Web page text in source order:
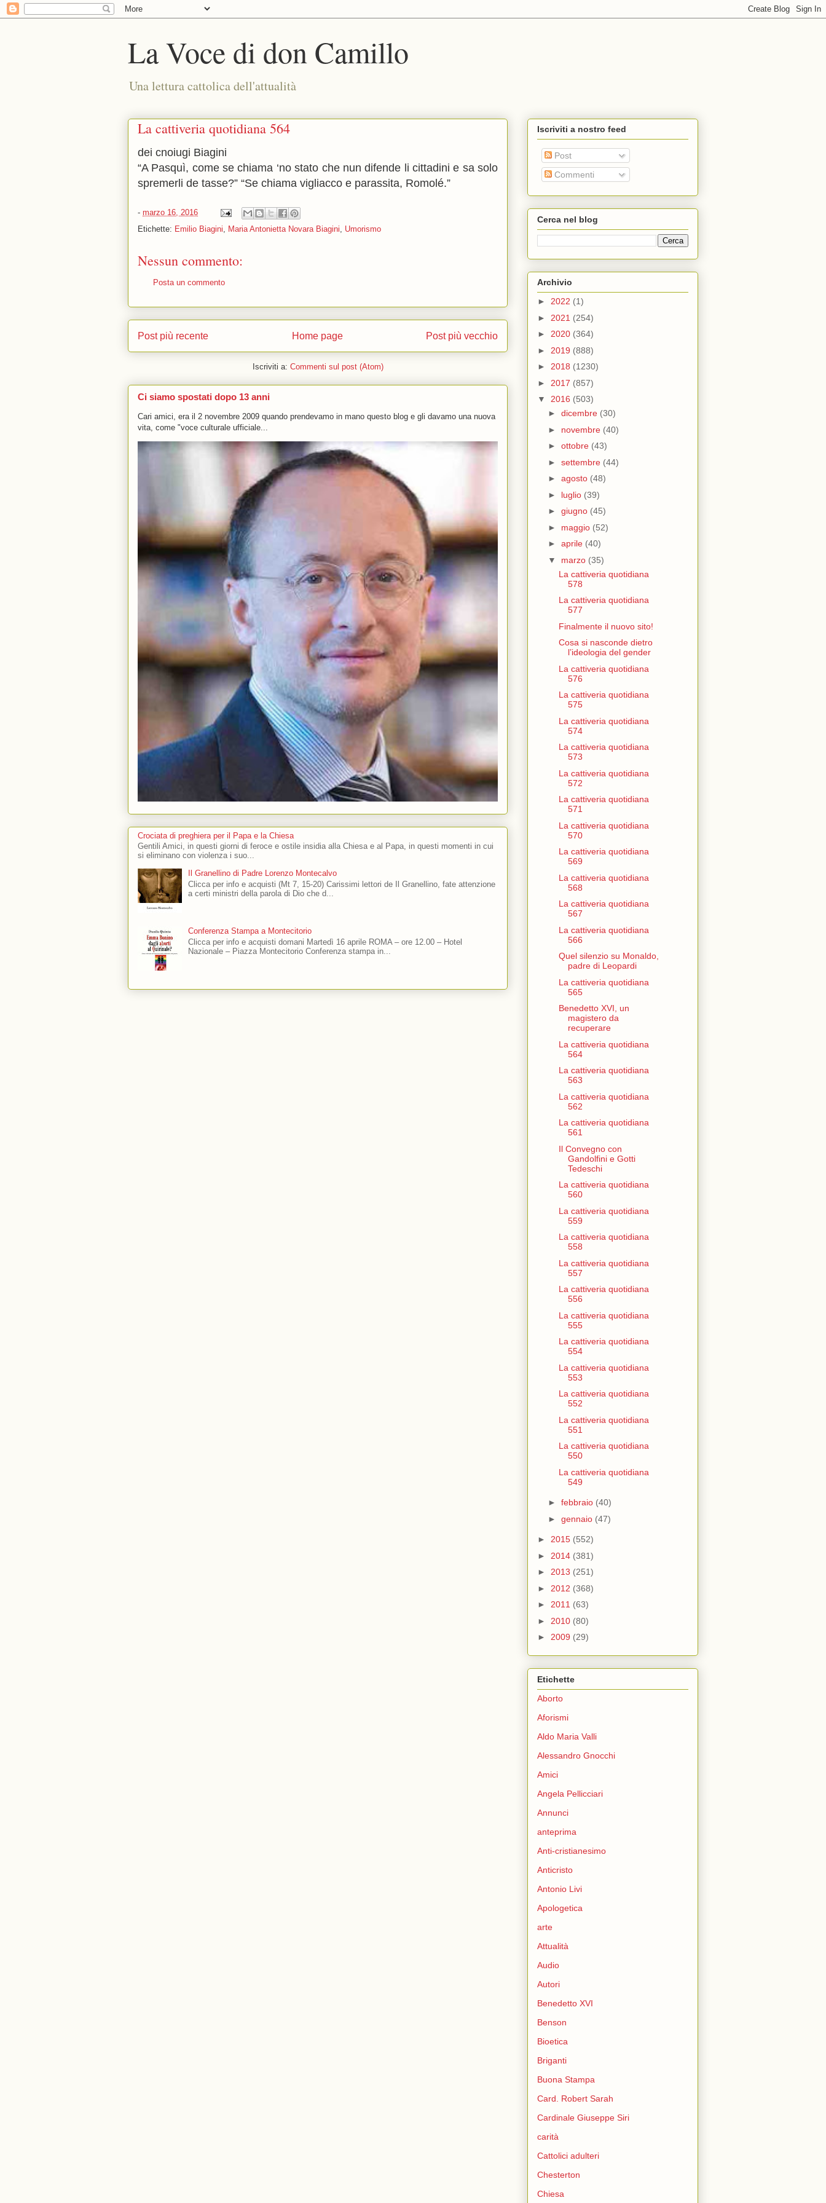
La Voce di don Camillo
Una lettura cattolica dell'attualità
La cattiveria quotidiana 564
dei cnoiugi Biagini
“A Pasquì, come se chiama ‘no stato che nun difende li cittadini e sa solo
spremerli de tasse?” “Se chiama vigliacco e parassita, Romolé.”
- marzo 16, 2016
Etichette: Emilio Biagini, Maria Antonietta Novara Biagini, Umorismo
Nessun commento:
Posta un commento
Post più recente Post più vecchio
Home page
Iscriviti a: Commenti sul post (Atom)
Ci siamo spostati dopo 13 anni
Cari amici, era il 2 novembre 2009 quando prendevamo in mano questo blog e gli davamo una nuova
vita, come "voce culturale ufficiale...
Crociata di preghiera per il Papa e la Chiesa
Gentili Amici, in questi giorni di feroce e ostile insidia alla Chiesa e al Papa, in questi momenti in cui
si eliminano con violenza i suo...
Il Granellino di Padre Lorenzo Montecalvo
Clicca per info e acquisti (Mt 7, 15-20) Carissimi lettori de Il Granellino, fate attenzione
a certi ministri della parola di Dio che d...
Conferenza Stampa a Montecitorio
Clicca per info e acquisti domani Martedì 16 aprile ROMA – ore 12.00 – Hotel
Nazionale – Piazza Montecitorio Conferenza stampa in...
Iscriviti a nostro feed
Post
Commenti
Cerca nel blog
Archivio
► 2022 (1)
► 2021 (254)
► 2020 (364)
► 2019 (888)
► 2018 (1230)
► 2017 (857)
▼ 2016 (503)
► dicembre (30)
► novembre (40)
► ottobre (43)
► settembre (44)
► agosto (48)
► luglio (39)
► giugno (45)
► maggio (52)
► aprile (40)
▼ marzo (35)
La cattiveria quotidiana
578
La cattiveria quotidiana
577
Finalmente il nuovo sito!
Cosa si nasconde dietro
l’ideologia del gender
La cattiveria quotidiana
576
La cattiveria quotidiana
575
La cattiveria quotidiana
574
La cattiveria quotidiana
573
La cattiveria quotidiana
572
La cattiveria quotidiana
571
La cattiveria quotidiana
570
La cattiveria quotidiana
569
La cattiveria quotidiana
568
La cattiveria quotidiana
567
La cattiveria quotidiana
566
Quel silenzio su Monaldo,
padre di Leopardi
La cattiveria quotidiana
565
Benedetto XVI, un
magistero da
recuperare
La cattiveria quotidiana
564
La cattiveria quotidiana
563
La cattiveria quotidiana
562
La cattiveria quotidiana
561
Il Convegno con
Gandolfini e Gotti
Tedeschi
La cattiveria quotidiana
560
La cattiveria quotidiana
559
La cattiveria quotidiana
558
La cattiveria quotidiana
557
La cattiveria quotidiana
556
La cattiveria quotidiana
555
La cattiveria quotidiana
554
La cattiveria quotidiana
553
La cattiveria quotidiana
552
La cattiveria quotidiana
551
La cattiveria quotidiana
550
La cattiveria quotidiana
549
► febbraio (40)
► gennaio (47)
► 2015 (552)
► 2014 (381)
► 2013 (251)
► 2012 (368)
► 2011 (63)
► 2010 (80)
► 2009 (29)
Etichette
Aborto
Aforismi
Aldo Maria Valli
Alessandro Gnocchi
Amici
Angela Pellicciari
Annunci
anteprima
Anti-cristianesimo
Anticristo
Antonio Livi
Apologetica
arte
Attualità
Audio
Autori
Benedetto XVI
Benson
Bioetica
Briganti
Buona Stampa
Card. Robert Sarah
Cardinale Giuseppe Siri
carità
Cattolici adulteri
Chesterton
Chiesa